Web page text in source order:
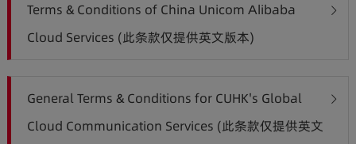
Terms & Conditions of China Unicom Alibaba
Cloud Services (此条款仅提供英文版本)
General Terms & Conditions for CUHK's Global
Cloud Communication Services (此条款仅提供英文